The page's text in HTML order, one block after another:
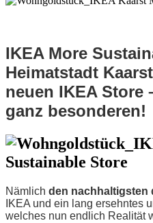
IKEA More
Heimatstadt
neuen IKEA Store
ganz besonderen!
Nämlich den nachhaltigsten
IKEA und ein lang ersehntes
welches nun endlich Realität